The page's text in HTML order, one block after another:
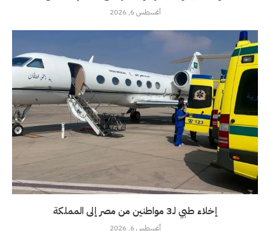
أغسطس 6, 2026
إخلاء طبي لـ3 مواطنين من مصر إلى المملكة
أغسطس 6, 2026